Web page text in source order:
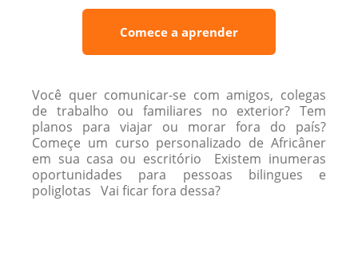
Comece a aprender
Você quer comunicar-se com amigos, colegas
de trabalho ou familiares no exterior? Tem
planos para viajar ou morar fora do país?
Começe um curso personalizado de Africâner
em sua casa ou escritório Existem inumeras
oportunidades para pessoas bilingues e
poliglotas Vai ficar fora dessa?